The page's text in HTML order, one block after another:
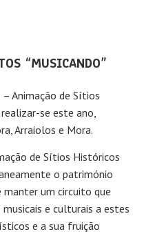
“MUSICANDO”
– Animação de Sítios
se este ano,
Arraiolos e Mora.
de Sítios Históricos
o património
um circuito que
e culturais a estes
e a sua fruição